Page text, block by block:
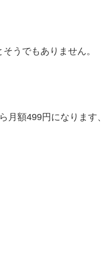
うでもありません。
月額499円になります、